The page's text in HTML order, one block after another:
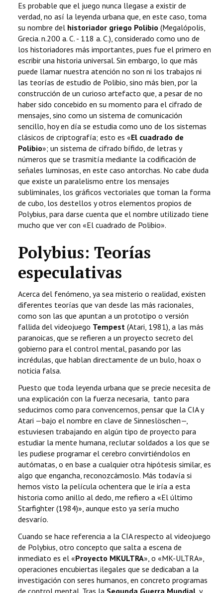
Es probable que el juego nunca llegase a existir de
verdad, no así la leyenda urbana que, en este caso, toma
su nombre del historiador griego Polibio (Megalópolis,
Grecia. n.200 a. C. - 118 a. C.), considerado como uno de
los historiadores más importantes, pues fue el primero en
escribir una historia universal. Sin embargo, lo que más
puede llamar nuestra atención no son ni los trabajos ni
las teorías de estudio de Polibio, sino más bien, por la
construcción de un curioso artefacto que, a pesar de no
haber sido concebido en su momento para el cifrado de
mensajes, sino como un sistema de comunicación
sencillo, hoy en día se estudia como uno de los sistemas
clásicos de criptografía; esto es «El cuadrado de
Polibio»; un sistema de cifrado bífido, de letras y
números que se trasmitía mediante la codificación de
señales luminosas, en este caso antorchas. No cabe duda
que existe un paralelismo entre los mensajes
subliminales, los gráficos vectoriales que toman la forma
de cubo, los destellos y otros elementos propios de
Polybius, para darse cuenta que el nombre utilizado tiene
mucho que ver con «El cuadrado de Polibio».
Polybius: Teorías
especulativas
Acerca del fenómeno, ya sea misterio o realidad, existen
diferentes teorías que van desde las más racionales,
como son las que apuntan a un prototipo o versión
fallida del videojuego Tempest (Atari, 1981), a las más
paranoicas, que se refieren a un proyecto secreto del
gobierno para el control mental, pasando por las
incrédulas, que hablan directamente de un bulo, hoax o
noticia falsa.
Puesto que toda leyenda urbana que se precie necesita de
una explicación con la fuerza necesaria, tanto para
seducirnos como para convencernos, pensar que la CIA y
Atari —bajo el nombre en clave de Sinneslöschen—,
estuviesen trabajando en algún tipo de proyecto para
estudiar la mente humana, reclutar soldados a los que se
les pudiese programar el cerebro convirtiéndolos en
autómatas, o en base a cualquier otra hipótesis similar, es
algo que engancha, reconozcámoslo. Más todavía si
hemos visto la película ochentera que le iría a esta
historia como anillo al dedo, me refiero a «El último
Starfighter (1984)», aunque esto ya sería mucho
desvarío.
Cuando se hace referencia a la CIA respecto al videojuego
de Polybius, otro concepto que salta a escena de
inmediato es el «Proyecto MKULTRA», o «MK-ULTRA»,
operaciones encubiertas ilegales que se dedicaban a la
investigación con seres humanos, en concreto programas